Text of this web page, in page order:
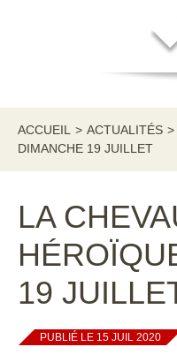
ACCUEIL > ACTUALITÉS >
DIMANCHE 19 JUILLET
LA
19
PUBLIÉ LE 15 JUIL 2020